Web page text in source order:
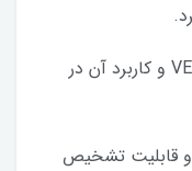
قیمت لول‌ سوئیچ خازنی VEGACAP 65 و کاربرد آن در
به دلیل یونیورسال بودن وگا کپ 65 و قابلیت تشخیص